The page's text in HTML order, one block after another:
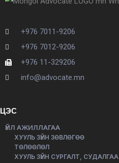
+976 7011-9206
+976 7012-9206
+976 11-329206
info@advocate.mn
ЦЭС
ҮЙЛ АЖИЛЛАГАА
ХУУЛЬ ЗҮЙН ЗӨВЛӨГӨӨ
ТӨЛӨӨЛӨЛ
ХУУЛЬ ЗҮЙН СУРГАЛТ, СУДАЛГАА